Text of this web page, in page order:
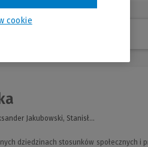
Jakubowski, Stanisł...
dziedzinach stosunków społecznych i
cookie